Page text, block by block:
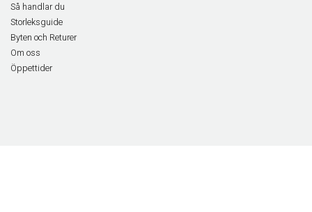
Så handlar du
Storleksguide
Byten och Returer
Om oss
Öppettider